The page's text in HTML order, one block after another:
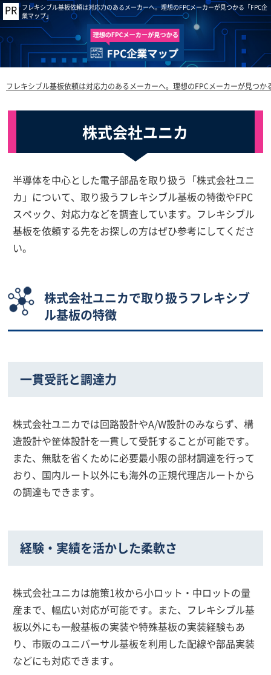
フレキシブル基板依頼は対応力のあるメーカーへ。理想のFPCメーカーが見つかる「FPC企
業マップ」
フレキシブル基板依頼は対応力のあるメーカーへ。理想のFPCメーカーが見つか
株式会社ユニカ
半導体を中心とした電子部品を取り扱う「株式会社ユニ
カ」について、取り扱うフレキシブル基板の特徴やFPC
スペック、対応力などを調査しています。フレキシブル
基板を依頼する先をお探しの方はぜひ参考にしてくださ
い。
株式会社ユニカで取り扱うフレキシブ
ル基板の特徴
一貫受託と調達力
株式会社ユニカでは回路設計やA/W設計のみならず、構
造設計や筐体設計を一貫して受託することが可能です。
また、無駄を省くために必要最小限の部材調達を行って
おり、国内ルート以外にも海外の正規代理店ルートから
の調達もできます。
経験・実績を活かした柔軟さ
株式会社ユニカは施策1枚から小ロット・中ロットの量
産まで、幅広い対応が可能です。また、フレキシブル基
板以外にも一般基板の実装や特殊基板の実装経験もあ
り、市販のユニバーサル基板を利用した配線や部品実装
などにも対応できます。